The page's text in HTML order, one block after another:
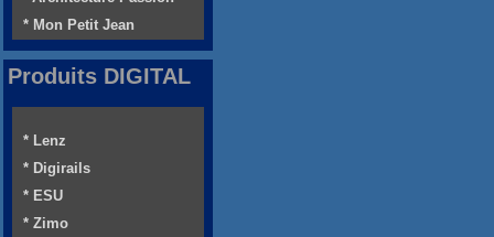
* Mon Petit Jean
Produits DIGITAL
* Lenz
* Digirails
* ESU
* Zimo